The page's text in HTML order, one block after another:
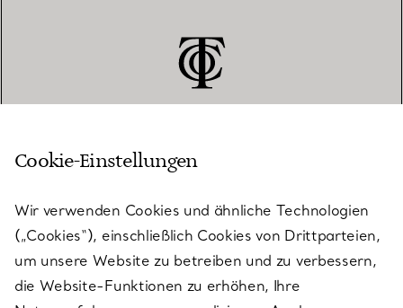
KUNDENSERVICE
SERVICES
Cookie-Einstellungen
Wir verwenden Cookies und ähnliche Technologien
(„Cookies“), einschließlich Cookies von Drittparteien,
um unsere Website zu betreiben und zu verbessern,
die Website-Funktionen zu erhöhen, Ihre